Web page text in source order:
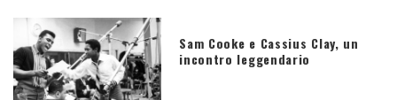
Sam Cooke e Cassius Clay, un
incontro leggendario